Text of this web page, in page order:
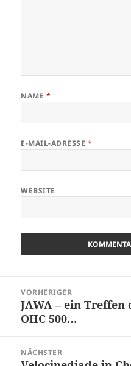
NAME *
E-MAIL-ADRESSE *
WEBSITE
VORHERIGER
Vorheriger
Beitrag:
JAWA – ein Treffen
OHC 500…
NÄCHSTER